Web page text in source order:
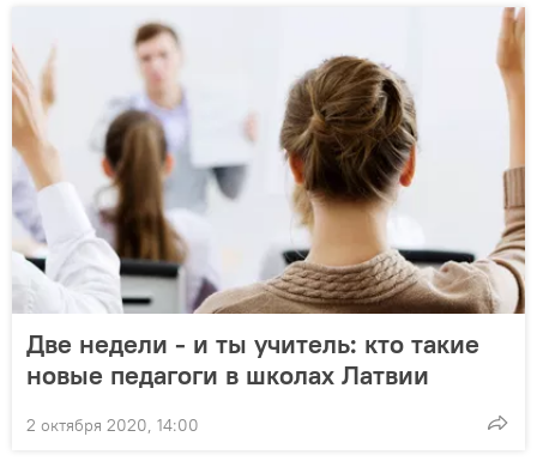
Две недели - и ты учитель: кто такие
новые педагоги в школах Латвии
2 октября 2020, 14:00